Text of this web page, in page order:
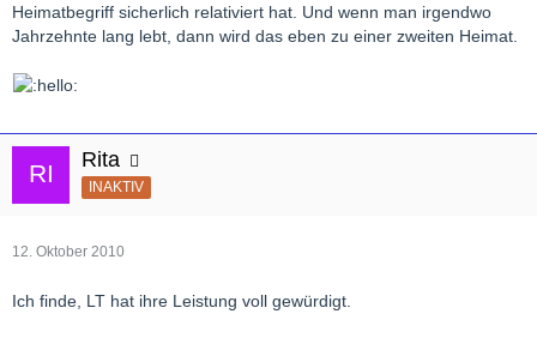
Heimatbegriff sicherlich relativiert hat. Und wenn man irgendwo
Jahrzehnte lang lebt, dann wird das eben zu einer zweiten Heimat.
Rita
INAKTIV
12. Oktober 2010
Ich finde, LT hat ihre Leistung voll gewürdigt.